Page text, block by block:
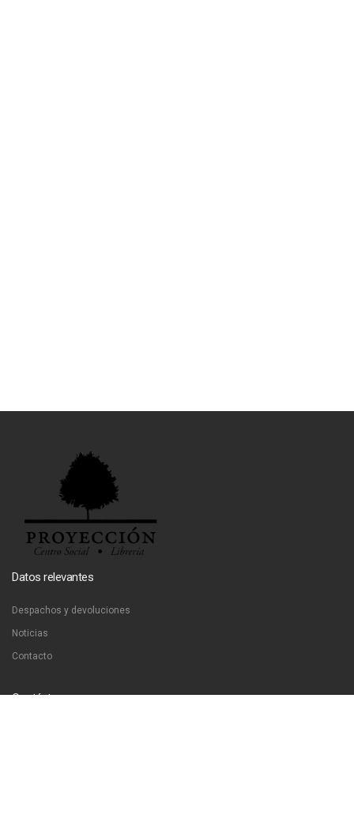
Datos relevantes
Despachos y devoluciones
Noticias
Contacto
Contáctanos